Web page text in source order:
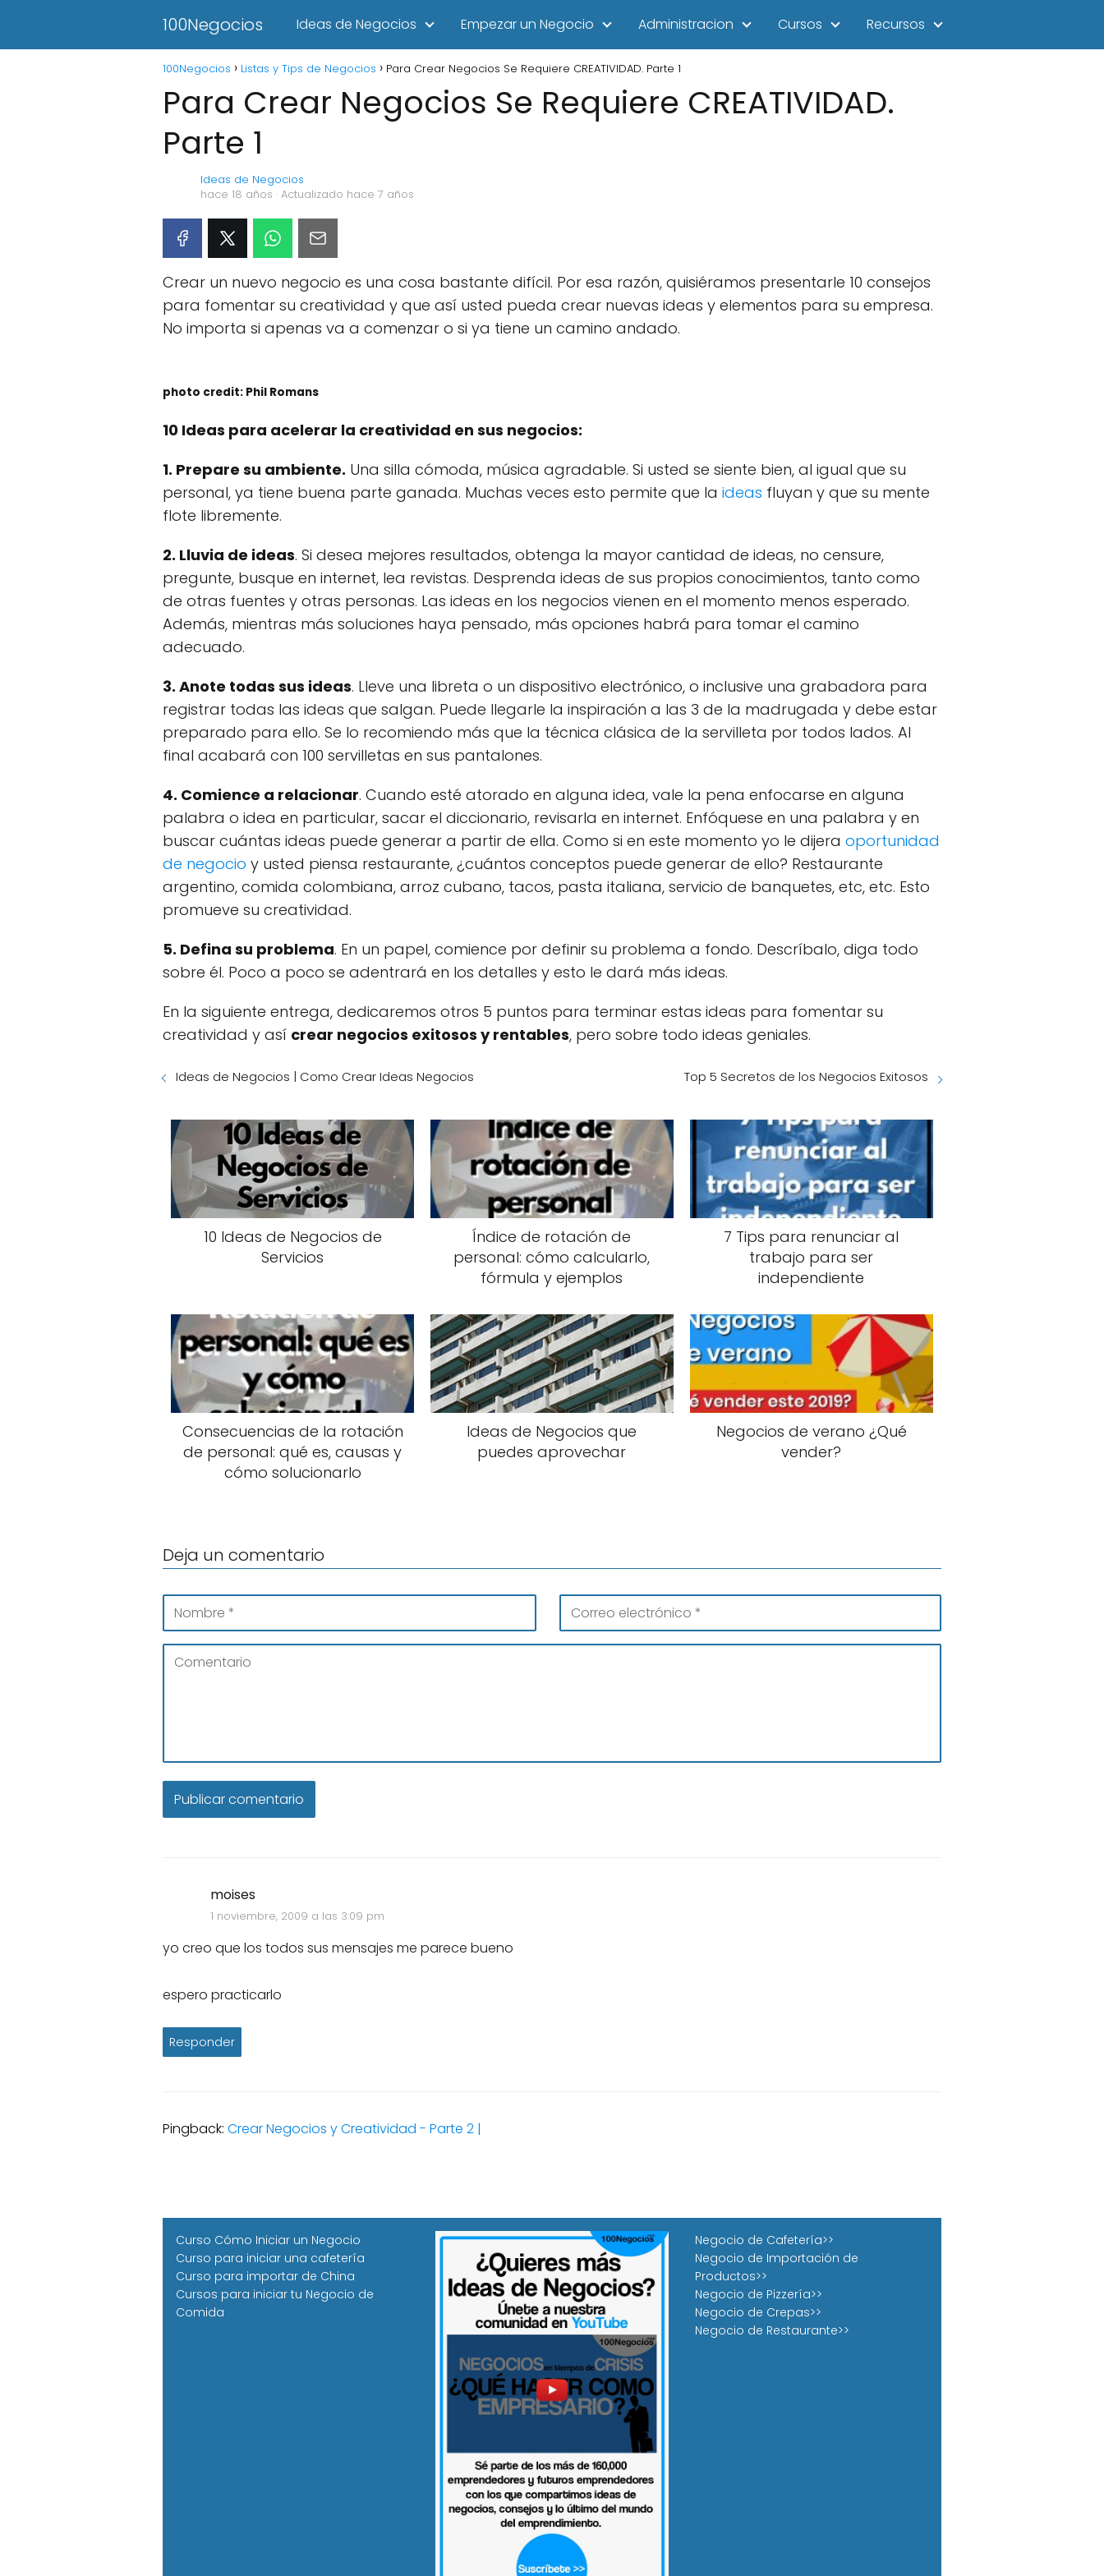
100Negocios Ideas de Negocios Empezar un Negocio Administracion Cursos Recursos
100Negocios Listas y Tips de Negocios Para Crear Negocios Se Requiere CREATIVIDAD. Parte 1
Para Crear Negocios Se Requiere CREATIVIDAD.
Parte 1
Ideas de Negocios
hace 18 años · Actualizado hace 7 años
Crear un nuevo negocio es una cosa bastante difícil. Por esa razón, quisiéramos presentarle 10 consejos
para fomentar su creatividad y que así usted pueda crear nuevas ideas y elementos para su empresa.
No importa si apenas va a comenzar o si ya tiene un camino andado.
photo credit: Phil Romans
10 Ideas para acelerar la creatividad en sus negocios:
1. Prepare su ambiente. Una silla cómoda, música agradable. Si usted se siente bien, al igual que su
personal, ya tiene buena parte ganada. Muchas veces esto permite que la ideas fluyan y que su mente
flote libremente.
2. Lluvia de ideas. Si desea mejores resultados, obtenga la mayor cantidad de ideas, no censure,
pregunte, busque en internet, lea revistas. Desprenda ideas de sus propios conocimientos, tanto como
de otras fuentes y otras personas. Las ideas en los negocios vienen en el momento menos esperado.
Además, mientras más soluciones haya pensado, más opciones habrá para tomar el camino
adecuado.
3. Anote todas sus ideas. Lleve una libreta o un dispositivo electrónico, o inclusive una grabadora para
registrar todas las ideas que salgan. Puede llegarle la inspiración a las 3 de la madrugada y debe estar
preparado para ello. Se lo recomiendo más que la técnica clásica de la servilleta por todos lados. Al
final acabará con 100 servilletas en sus pantalones.
4. Comience a relacionar. Cuando esté atorado en alguna idea, vale la pena enfocarse en alguna
palabra o idea en particular, sacar el diccionario, revisarla en internet. Enfóquese en una palabra y en
buscar cuántas ideas puede generar a partir de ella. Como si en este momento yo le dijera oportunidad
de negocio y usted piensa restaurante, ¿cuántos conceptos puede generar de ello? Restaurante
argentino, comida colombiana, arroz cubano, tacos, pasta italiana, servicio de banquetes, etc, etc. Esto
promueve su creatividad.
5. Defina su problema. En un papel, comience por definir su problema a fondo. Descríbalo, diga todo
sobre él. Poco a poco se adentrará en los detalles y esto le dará más ideas.
En la siguiente entrega, dedicaremos otros 5 puntos para terminar estas ideas para fomentar su
creatividad y así crear negocios exitosos y rentables, pero sobre todo ideas geniales.
Ideas de Negocios | Como Crear Ideas Negocios Top 5 Secretos de los Negocios Exitosos
10 Ideas de Negocios de
Servicios
Índice de rotación de
personal: cómo calcularlo,
fórmula y ejemplos
7 Tips para renunciar al
trabajo para ser
independiente
Consecuencias de la rotación
de personal: qué es, causas y
cómo solucionarlo
Ideas de Negocios que
puedes aprovechar
Negocios de verano ¿Qué
vender?
moises
1 noviembre, 2009 a las 3:09 pm
yo creo que los todos sus mensajes me parece bueno
espero practicarlo
Responder
Pingback: Crear Negocios y Creatividad - Parte 2 |
Deja un comentario
Curso Cómo Iniciar un Negocio
Curso para iniciar una cafetería
Curso para importar de China
Cursos para iniciar tu Negocio de
Comida
Negocio de Cafetería>>
Negocio de Importación de
Productos>>
Negocio de Pizzería>>
Negocio de Crepas>>
Negocio de Restaurante>>